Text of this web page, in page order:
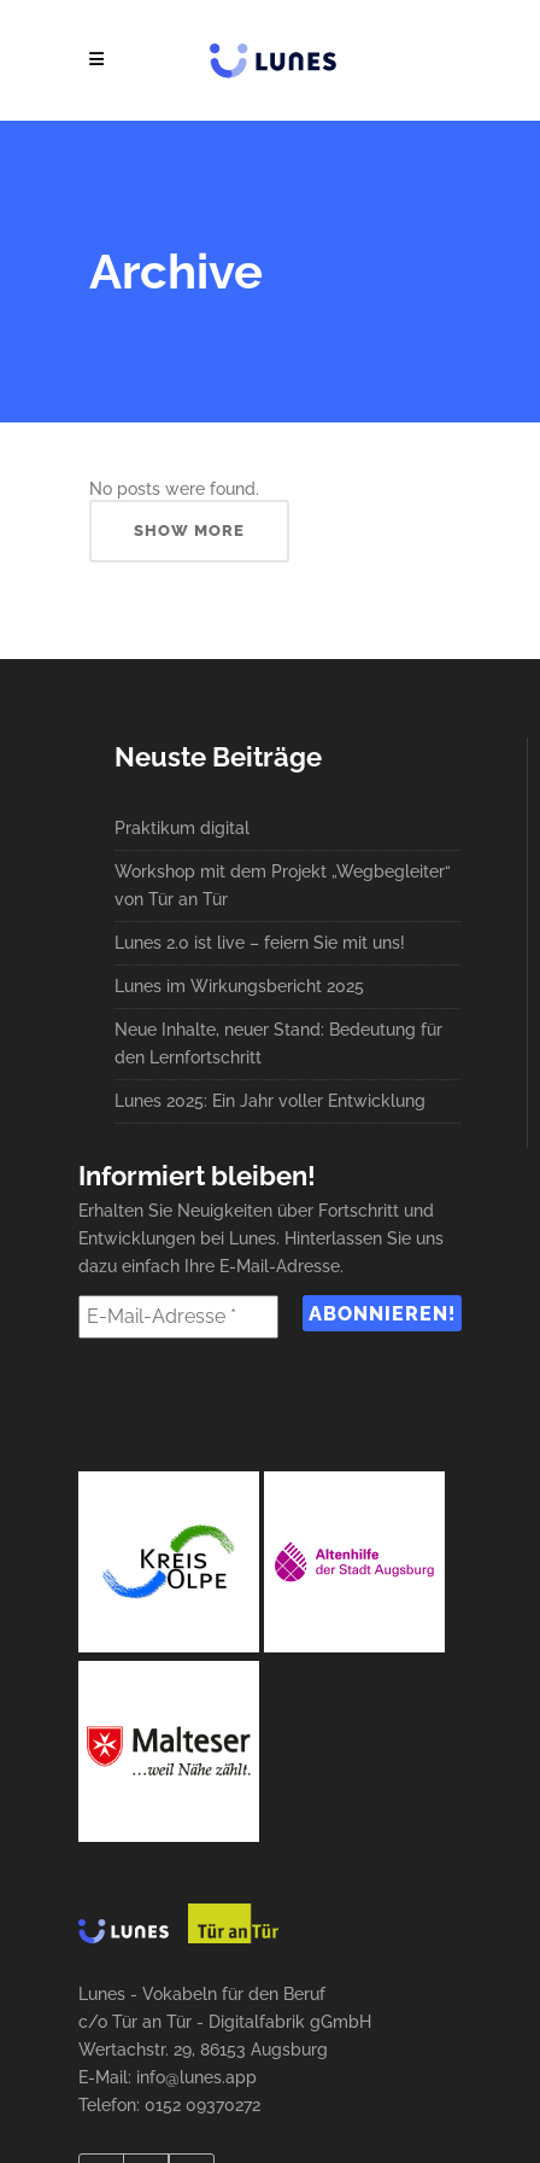
Archive
No posts were found.
SHOW MORE
Neuste Beiträge
Praktikum digital
Workshop mit dem Projekt „Wegbegleiter“
von Tür an Tür
Lunes 2.0 ist live – feiern Sie mit uns!
Lunes im Wirkungsbericht 2025
Neue Inhalte, neuer Stand: Bedeutung für
den Lernfortschritt
Lunes 2025: Ein Jahr voller Entwicklung
Informiert bleiben!
Erhalten Sie Neuigkeiten über Fortschritt und
Entwicklungen bei Lunes. Hinterlassen Sie uns
dazu einfach Ihre E-Mail-Adresse.
Lunes - Vokabeln für den Beruf
c/o Tür an Tür - Digitalfabrik gGmbH
Wertachstr. 29, 86153 Augsburg
E-Mail: info@lunes.app
Telefon: 0152 09370272